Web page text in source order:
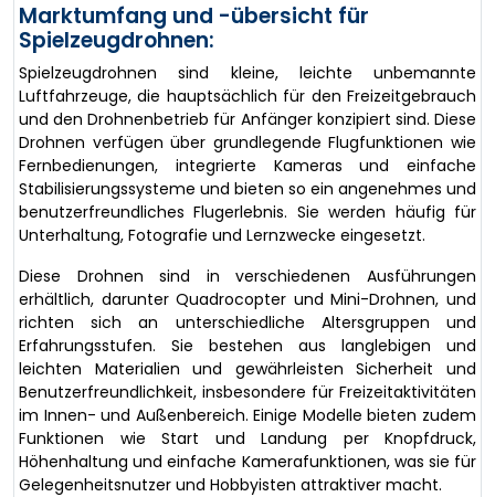
Marktumfang und -übersicht für
Spielzeugdrohnen:
Spielzeugdrohnen sind kleine, leichte unbemannte
Luftfahrzeuge, die hauptsächlich für den Freizeitgebrauch
und den Drohnenbetrieb für Anfänger konzipiert sind. Diese
Drohnen verfügen über grundlegende Flugfunktionen wie
Fernbedienungen, integrierte Kameras und einfache
Stabilisierungssysteme und bieten so ein angenehmes und
benutzerfreundliches Flugerlebnis. Sie werden häufig für
Unterhaltung, Fotografie und Lernzwecke eingesetzt.
Diese Drohnen sind in verschiedenen Ausführungen
erhältlich, darunter Quadrocopter und Mini-Drohnen, und
richten sich an unterschiedliche Altersgruppen und
Erfahrungsstufen. Sie bestehen aus langlebigen und
leichten Materialien und gewährleisten Sicherheit und
Benutzerfreundlichkeit, insbesondere für Freizeitaktivitäten
im Innen- und Außenbereich. Einige Modelle bieten zudem
Funktionen wie Start und Landung per Knopfdruck,
Höhenhaltung und einfache Kamerafunktionen, was sie für
Gelegenheitsnutzer und Hobbyisten attraktiver macht.